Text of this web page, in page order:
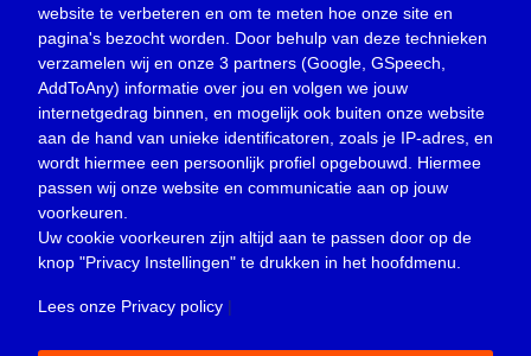
Media(156)
Nieuws (23.329)
Oproep(734)
Overlijden(39)
Podcast(18)
prijsvraag (5)
Religie (1.438)
Service(226)
website te verbeteren en om te meten hoe onze site en
pagina's bezocht worden. Door behulp van deze technieken
verzamelen wij en onze 3 partners (Google, GSpeech,
AddToAny) informatie over jou en volgen we jouw
internetgedrag binnen, en mogelijk ook buiten onze website
aan de hand van unieke identificatoren, zoals je IP-adres, en
wordt hiermee een persoonlijk profiel opgebouwd. Hiermee
passen wij onze website en communicatie aan op jouw
voorkeuren.
Uw cookie voorkeuren zijn altijd aan te passen door op de
knop "Privacy Instellingen" te drukken in het hoofdmenu.
Lees onze Privacy policy |